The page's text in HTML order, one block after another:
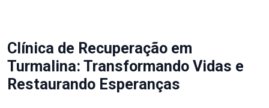
Clínica de Recuperação em
Turmalina: Transformando Vidas e
Restaurando Esperanças